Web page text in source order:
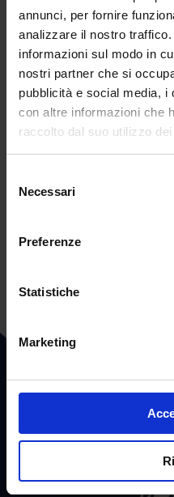
annunci, per fornire
analizzare il nostro
informazioni sul modo in
nostri partner che si
pubblicità e social media, i
con altre informazioni che
raccolto dal suo utilizzo
delNecessari
Preferenze
Statistiche
Marketing
essere assunto
conforto della
sindaco di Palermo
responsabilità,
ulteriore ed
privando gli
fondamentale diritto